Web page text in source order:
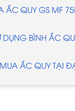
ẮC QUY GS MF
DỤNG BÌNH ẮC
ẮC QUY TẠI